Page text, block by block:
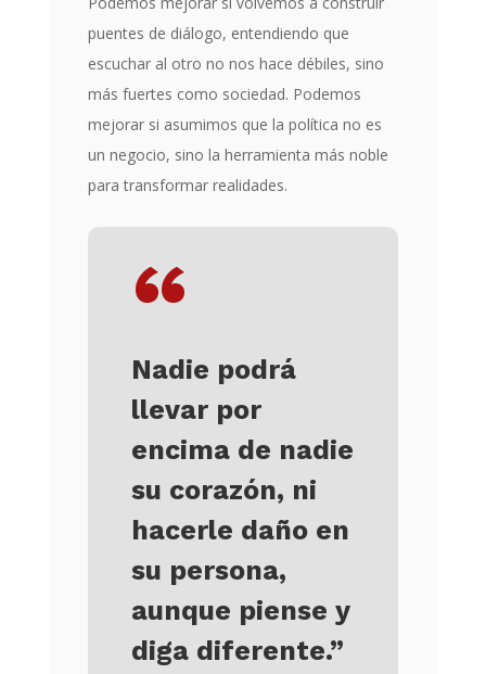
puentes de diálogo, entendiendo que
escuchar al otro no nos hace débiles, sino
más fuertes como sociedad. Podemos
mejorar si asumimos que la política no es
un negocio, sino la herramienta más noble
para transformar realidades.
“
Nadie podrá
llevar por
encima de nadie
su corazón, ni
hacerle daño en
su persona,
aunque piense y
diga diferente.”